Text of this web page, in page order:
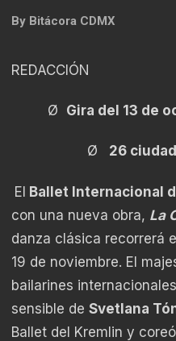
By Bitácora CDMX
REDACCIÓN
Ø Gira del 13 de
Ø 26
El Ballet Internacional
con una nueva obra, La
danza clásica recorrerá
19 de noviembre. El
bailarines
sensible de Svetlana
Ballet del Kremlin y